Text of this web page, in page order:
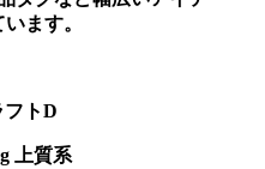
ます。
フトD
上質系